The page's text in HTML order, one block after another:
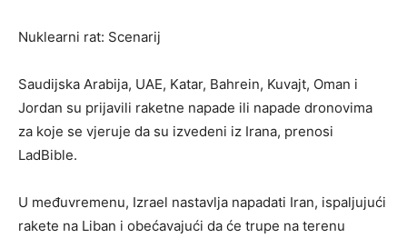
Nuklearni rat: Scenarij
Saudijska Arabija, UAE, Katar, Bahrein, Kuvajt, Oman i
Jordan su prijavili raketne napade ili napade dronovima
za koje se vjeruje da su izvedeni iz Irana, prenosi
LadBible.
U međuvremenu, Izrael nastavlja napadati Iran, ispaljujući
rakete na Liban i obećavajući da će trupe na terenu